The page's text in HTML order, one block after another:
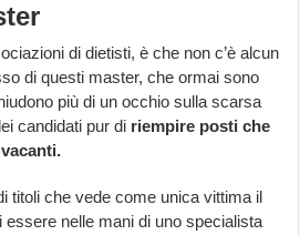
di dietisti, è che non c’è alcun
di questi master, che ormai sono
più di un occhio sulla scarsa
candidati pur di riempire posti che
titoli che vede come unica vittima il
essere nelle mani di uno specialista